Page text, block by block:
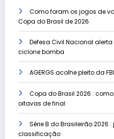
Como foram os jogos de
Copa do Brasil de 2026
Defesa Civil Nacional
ciclone bomba
AGERGS acolhe pleito da
Copa do Brasil 2026 :
oitavas de final
Série B do Brasileirão 2026
classificação